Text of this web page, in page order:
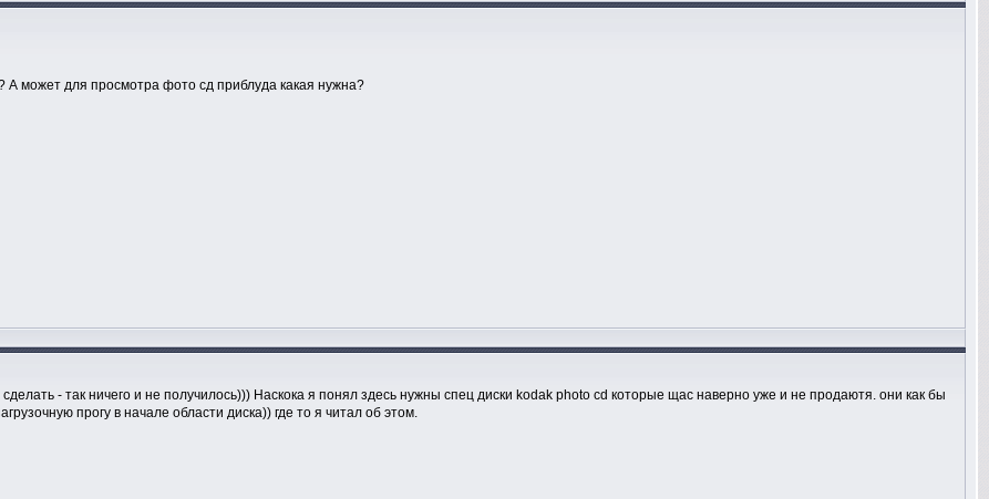
А может для просмотра фото сд приблуда какая нужна?
- так ничего и не получилось))) Наскока я понял здесь нужны спец диски kodak photo cd которые щас наверно уже и не продаютя. они как бы
прогу в начале области диска)) где то я читал об этом.